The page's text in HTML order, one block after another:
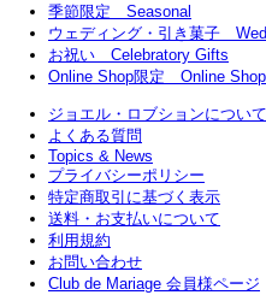
季節限定 Seasonal
ウェディング・引き菓子
お祝い Celebratory Gifts
Online Shop限定 Online
ジョエル・ロブションについて
よくある質問
Topics & News
プライバシーポリシー
特定商取引に基づく表示
送料・お支払いについて
利用規約
お問い合わせ
Club de Mariage 会員様ページ